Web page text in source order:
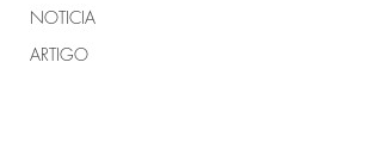
NOTICIA
ARTIGO